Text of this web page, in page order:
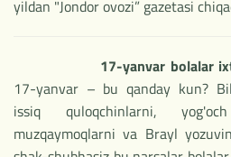
yildan "Jondor ovozi” gazetasi
17-yanvar bolalar
17-yanvar – bu qanday kun?
issiq quloqchinlarni,
muzqaymoqlarni va Brayl